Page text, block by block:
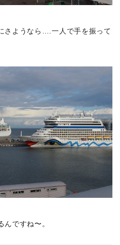
さようなら….一人で手を振って
んですね〜。